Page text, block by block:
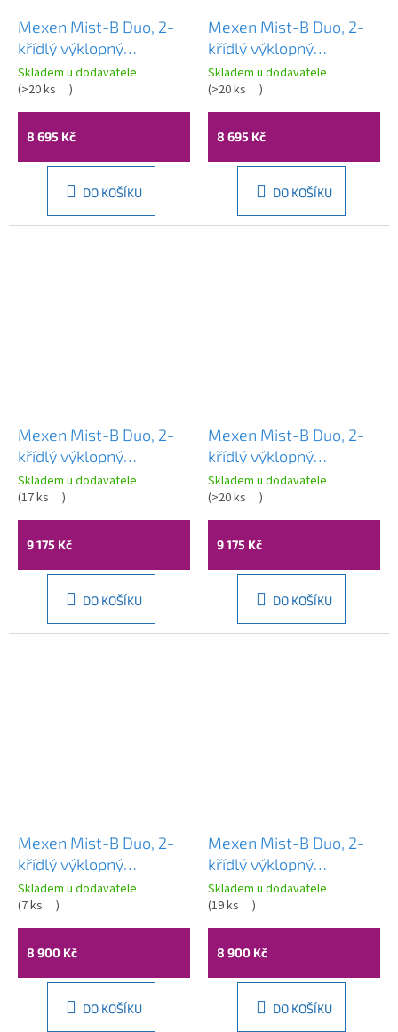
Mexen Mist-B Duo, 2-
křídlý ​​výklopný
sprchový kout 90 x 80
cm, čiré sklo, chromový
profil, 8A2-090-080-
01-00
Skladem u dodavatele
(>20 ks )
8 695 Kč
DO KOŠÍKU
Mexen Mist-B Duo, 2-
křídlý ​​výklopný
sprchový kout 90 x 80
cm, čiré sklo, černý
profil, 8A2-090-080-
70-00
Skladem u dodavatele
(>20 ks )
8 695 Kč
DO KOŠÍKU
Mexen Mist-B Duo, 2-
křídlý ​​výklopný
sprchový kout 90 x 80
cm, čiré sklo-černý rám,
8A2-090L-080P-70-70
Skladem u dodavatele
(17 ks )
9 175 Kč
DO KOŠÍKU
Mexen Mist-B Duo, 2-
křídlý ​​výklopný
sprchový kout 90 x 80
cm, čiré sklo-černá
mřížka, 8A2-090L-
080P-70-77
Skladem u dodavatele
(>20 ks )
9 175 Kč
DO KOŠÍKU
Mexen Mist-B Duo, 2-
křídlý ​​výklopný
sprchový kout 90 x 75
cm, čiré sklo, zlatý
matný profil, 8A2-090-
075-55-00
Skladem u dodavatele
(7 ks )
8 900 Kč
DO KOŠÍKU
Mexen Mist-B Duo, 2-
křídlý ​​výklopný
sprchový kout 90 x 75
cm, čiré sklo, zlatý
lesklý profil, 8A2-090-
075-50-00
Skladem u dodavatele
(19 ks )
8 900 Kč
DO KOŠÍKU